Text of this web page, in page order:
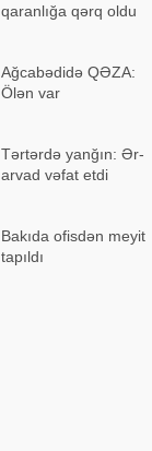
qaranlığa qərq oldu
Ağcabədidə QƏZA:
Ölən var
Tərtərdə yanğın: Ər-
arvad vəfat etdi
Bakıda ofisdən meyit
tapıldı